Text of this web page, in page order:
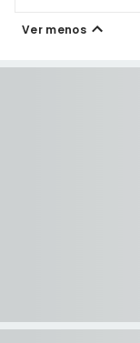
Ver menos